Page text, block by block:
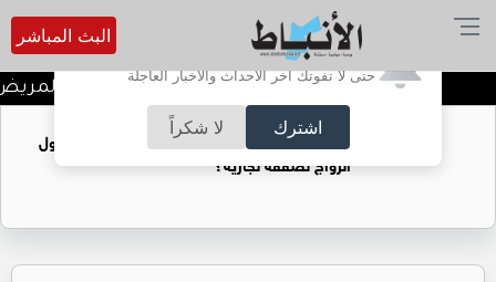
أترغب في تفعيل الإشعارات؟
حتى لا تفوتك آخر الأحداث والأخبار العاجلة
اشترك لا شكراً
البث المباشر
نتائج المختبر ممتازة، لكن المريض
فتيات يستغللنه لتحقيق مكاسب مادية.. هل تحول
الزواج لصفقة تجارية؟